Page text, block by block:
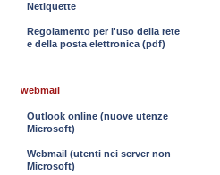
Netiquette
Regolamento per l'uso della rete
e della posta elettronica (pdf)
webmail
Outlook online (nuove utenze
Microsoft)
Webmail (utenti nei server non
Microsoft)